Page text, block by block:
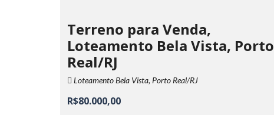
Terreno para Venda,
Loteamento Bela Vista, Porto
Real/RJ
Loteamento Bela Vista, Porto Real/RJ
R$80.000,00